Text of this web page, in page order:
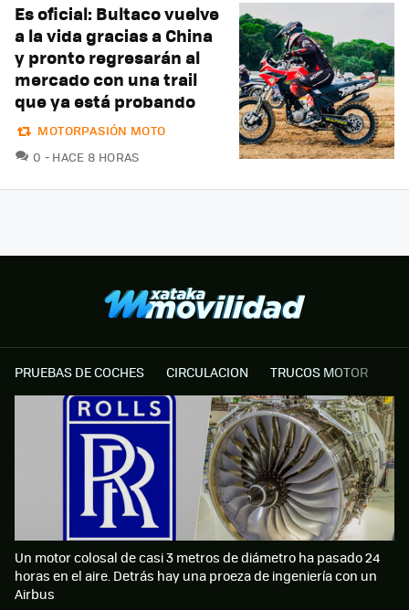
Es oficial: Bultaco vuelve
a la vida gracias a China
y pronto regresarán al
mercado con una trail
que ya está probando
MOTORPASIÓN MOTO
0 COMENTARIOS
HACE 8 HORAS
PRUEBAS DE COCHES CIRCULACION TRUCOS MOTOR
Un motor colosal de casi 3 metros de diámetro ha pasado 24
horas en el aire. Detrás hay una proeza de ingeniería con un
Airbus